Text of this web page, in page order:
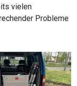
vielen
Probleme